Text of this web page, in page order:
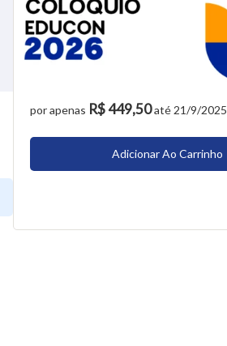
por apenas R$ 449,50até 21/9/2025
Adicionar Ao Carrinho